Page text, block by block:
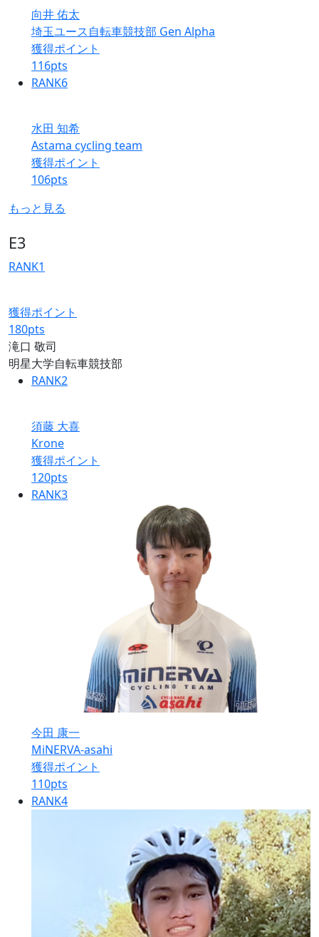
向井 佑太
埼玉ユース自転車競技部 Gen Alpha
獲得ポイント
116pts
RANK6
水田 知希
Astama cycling team
獲得ポイント
106pts
もっと見る
E3
RANK1
獲得ポイント
180pts
滝口 敬司
明星大学自転車競技部
RANK2
須藤 大喜
Krone
獲得ポイント
120pts
RANK3
今田 康一
MiNERVA-asahi
獲得ポイント
110pts
RANK4